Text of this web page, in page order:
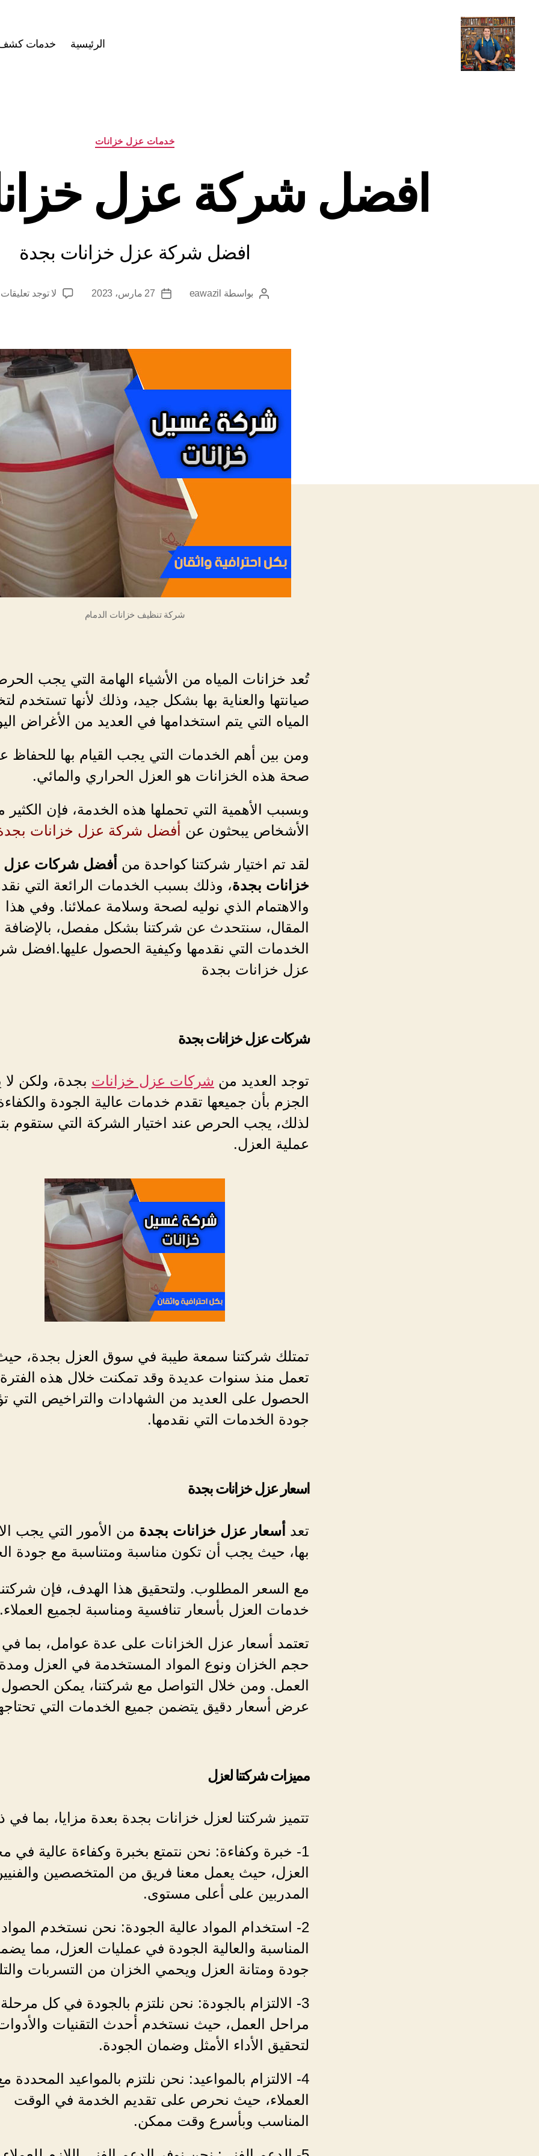
الرئيسية خدمات كشف
التصنيفات
خدمات عزل خزانات
افضل شركة عزل
افضل شركة عزل خزانات بجدة
كاتببواسطة eawazil
تاريخ27 مارس، 2023 لا توجد تعليقات
شركة تنظيف خزانات الدمام
تُعد خزانات المياه من الأشياء الهامة التي يجب
صيانتها والعناية بها بشكل جيد، وذلك لأنها تستخدم
المياه التي يتم استخدامها في العديد من الأغراض
ومن بين أهم الخدمات التي يجب القيام بها للحفاظ
صحة هذه الخزانات هو العزل الحراري والمائي.
وبسبب الأهمية التي تحملها هذه الخدمة، فإن الكثير
الأشخاص يبحثون عن أفضل شركة عزل خزانات
لقد تم اختيار شركتنا كواحدة من أفضل شركات عزل
خزانات بجدة، وذلك بسبب الخدمات الرائعة التي
والاهتمام الذي نوليه لصحة وسلامة عملائنا. وفي هذا
المقال، سنتحدث عن شركتنا بشكل مفصل، بالإضافة
الخدمات التي نقدمها وكيفية الحصول عليها.افضل
عزل خزانات بجدة
شركات عزل خزانات بجدة
توجد العديد من شركات عزل خزانات بجدة، ولكن
الجزم بأن جميعها تقدم خدمات عالية الجودة
لذلك، يجب الحرص عند اختيار الشركة التي ستقوم
عملية العزل.
تمتلك شركتنا سمعة طيبة في سوق العزل بجدة،
تعمل منذ سنوات عديدة وقد تمكنت خلال هذه
الحصول على العديد من الشهادات والتراخيص التي
جودة الخدمات التي نقدمها.
اسعار عزل خزانات بجدة
تعد أسعار عزل خزانات بجدة من الأمور التي يجب
بها، حيث يجب أن تكون مناسبة ومتناسبة مع جودة
مع السعر المطلوب. ولتحقيق هذا الهدف، فإن
خدمات العزل بأسعار تنافسية ومناسبة لجميع العملاء.
تعتمد أسعار عزل الخزانات على عدة عوامل، بما
حجم الخزان ونوع المواد المستخدمة في العزل ومدة
العمل. ومن خلال التواصل مع شركتنا، يمكن
عرض أسعار دقيق يتضمن جميع الخدمات التي
مميزات شركتنا لعزل
تتميز شركتنا لعزل خزانات بجدة بعدة مزايا، بما في
1- خبرة وكفاءة: نحن نتمتع بخبرة وكفاءة عالية في
العزل، حيث يعمل معنا فريق من المتخصصين
المدربين على أعلى مستوى.
2- استخدام المواد عالية الجودة: نحن نستخدم المواد
المناسبة والعالية الجودة في عمليات العزل، مما
جودة ومتانة العزل ويحمي الخزان من التسربات
3- الالتزام بالجودة: نحن نلتزم بالجودة في كل
مراحل العمل، حيث نستخدم أحدث التقنيات
لتحقيق الأداء الأمثل وضمان الجودة.
4- الالتزام بالمواعيد: نحن نلتزم بالمواعيد المحددة
العملاء، حيث نحرص على تقديم الخدمة في الوقت
المناسب وبأسرع وقت ممكن.